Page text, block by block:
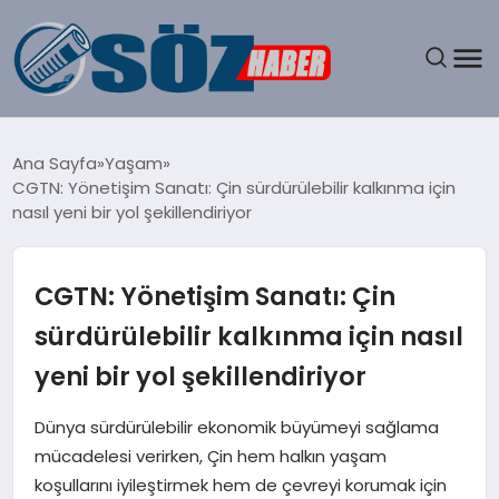
SPOR
EĞITIM
SAĞLIK
DÜNYA
Ana Sayfa Yaşam
CGTN: Yönetişim Sanatı: Çin sürdürülebilir kalkınma için
nasıl yeni bir yol şekillendiriyor
CGTN: Yönetişim Sanatı: Çin
sürdürülebilir kalkınma için nasıl
yeni bir yol şekillendiriyor
Dünya sürdürülebilir ekonomik büyümeyi sağlama
mücadelesi verirken, Çin hem halkın yaşam
koşullarını iyileştirmek hem de çevreyi korumak için